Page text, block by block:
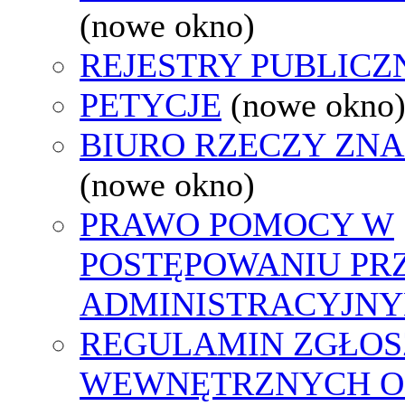
(nowe okno)
REJESTRY
PETYCJE (nowe okno)
BIURO RZECZY
(nowe okno)
PRAWO POMOCY W
POSTĘPOWANIU
REGULAMIN
WEWNĘTRZNYCH